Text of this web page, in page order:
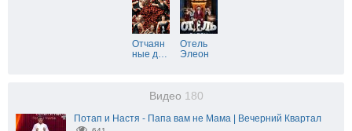
Отчаян
ные д…
Отель
Элеон
Видео 180
Потап и Настя - Папа вам не Мама | Вечерний Квартал